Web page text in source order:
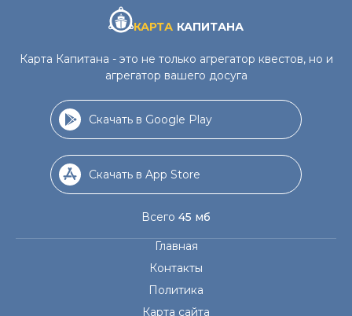
КАРТА КАПИТАНА
Карта Капитана - это не только агрегатор квестов, но и
агрегатор вашего досуга
Скачать в Google Play
Скачать в App Store
Всего 45 мб
Главная
Контакты
Политика
Карта сайта